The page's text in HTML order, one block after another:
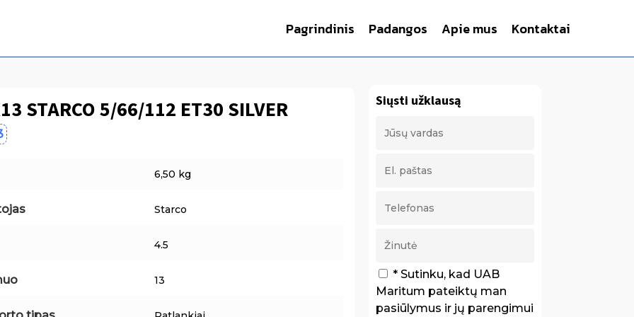
Pagrindinis Padangos Apie mus Kontaktai
STARCO 5/66/112 ET30 SILVER
6,50 kg
Starco
4.5
13
Siųsti užklausą
* Sutinku, kad UAB
Maritum pateiktų man
pasiūlymus ir jų parengimui